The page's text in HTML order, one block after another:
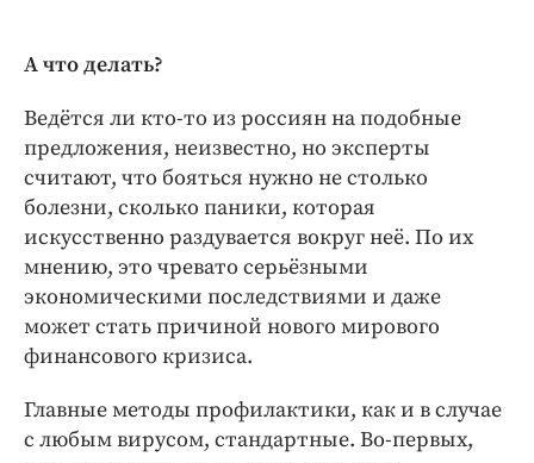
А что делать?
Ведётся ли кто-­то из россиян на подобные
предложения, неизвестно, но эксперты
считают, что бояться нужно не столько
болезни, сколько паники, которая
искусственно раздувается вокруг неё. По их
мнению, это чревато серьёзными
экономическими последствиями и даже
может стать причиной нового мирового
финансового кризиса.
Главные методы профилактики, как и в случае
с любым вирусом, стандартные. Во-­первых,